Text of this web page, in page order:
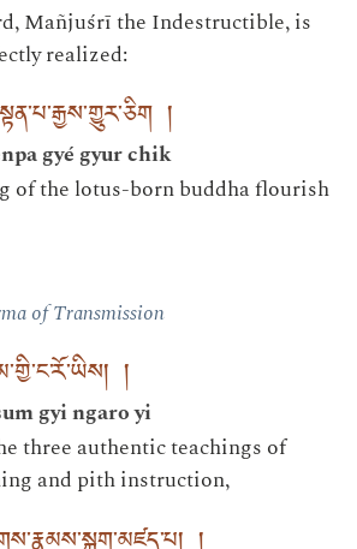
Mañjuśrī the Indestructible, is
realized:
།
gyé gyur chik
of the lotus-born buddha flourish
of Transmission
།
gyi ngaro yi
three authentic teachings of
and pith instruction,